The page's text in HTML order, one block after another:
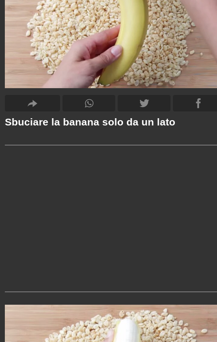
Sbuciare la banana solo da un lato